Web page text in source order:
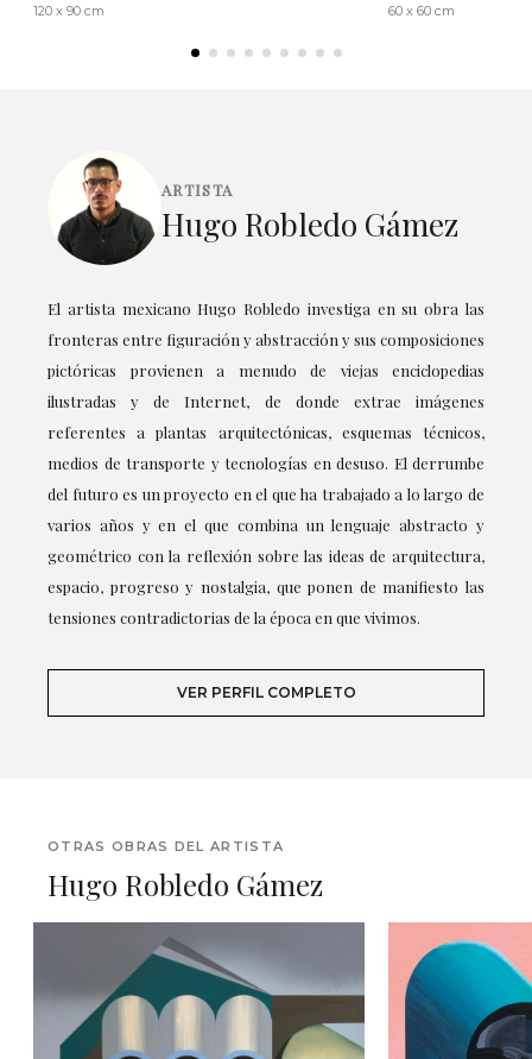
120 x 90 cm 60 x 60 cm
ARTISTA
Hugo Robledo Gámez
El artista mexicano Hugo Robledo investiga en su obra las
fronteras entre figuración y abstracción y sus composiciones
pictóricas provienen a menudo de viejas enciclopedias
ilustradas y de Internet, de donde extrae imágenes
referentes a plantas arquitectónicas, esquemas técnicos,
medios de transporte y tecnologías en desuso. El derrumbe
del futuro es un proyecto en el que ha trabajado a lo largo de
varios años y en el que combina un lenguaje abstracto y
geométrico con la reflexión sobre las ideas de arquitectura,
espacio, progreso y nostalgia, que ponen de manifiesto las
tensiones contradictorias de la época en que vivimos.
VER PERFIL COMPLETO
OTRAS OBRAS DEL ARTISTA
Hugo Robledo Gámez